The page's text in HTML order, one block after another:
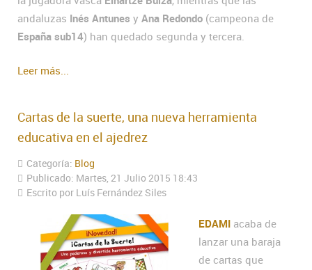
andaluzas Inés Antunes y Ana Redondo (campeona de
España sub14) han quedado segunda y tercera.
Leer más...
Cartas de la suerte, una nueva herramienta
educativa en el ajedrez
Categoría: Blog
Publicado: Martes, 21 Julio 2015 18:43
Escrito por Luís Fernández Siles
EDAMI acaba de
lanzar una baraja
de cartas que